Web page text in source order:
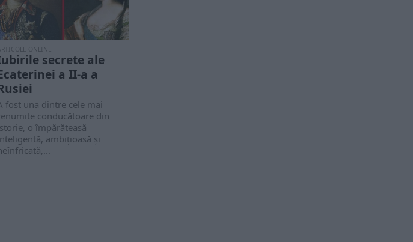
ONLINE
secrete ale
a II-a a
fost una dintre cele mai
conducătoare din
o împărăteasă
ambițioasă și